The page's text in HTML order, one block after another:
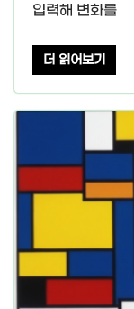
입력해 변화를
더 읽어보기